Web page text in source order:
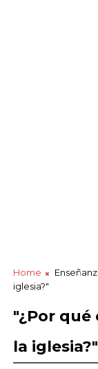
Home
iglesia?"
"¿Por
la iglesia?"